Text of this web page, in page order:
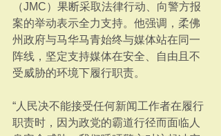
（JMC）果断采取法律行动、向警方报
案的举动表示全力支持。他强调，柔佛
州政府与马华马青始终与媒体站在同一
阵线，坚定支持媒体在安全、自由且不
受威胁的环境下履行职责。
“人民决不能接受任何新闻工作者在履行
职责时，因为政党的霸道行径而面临人